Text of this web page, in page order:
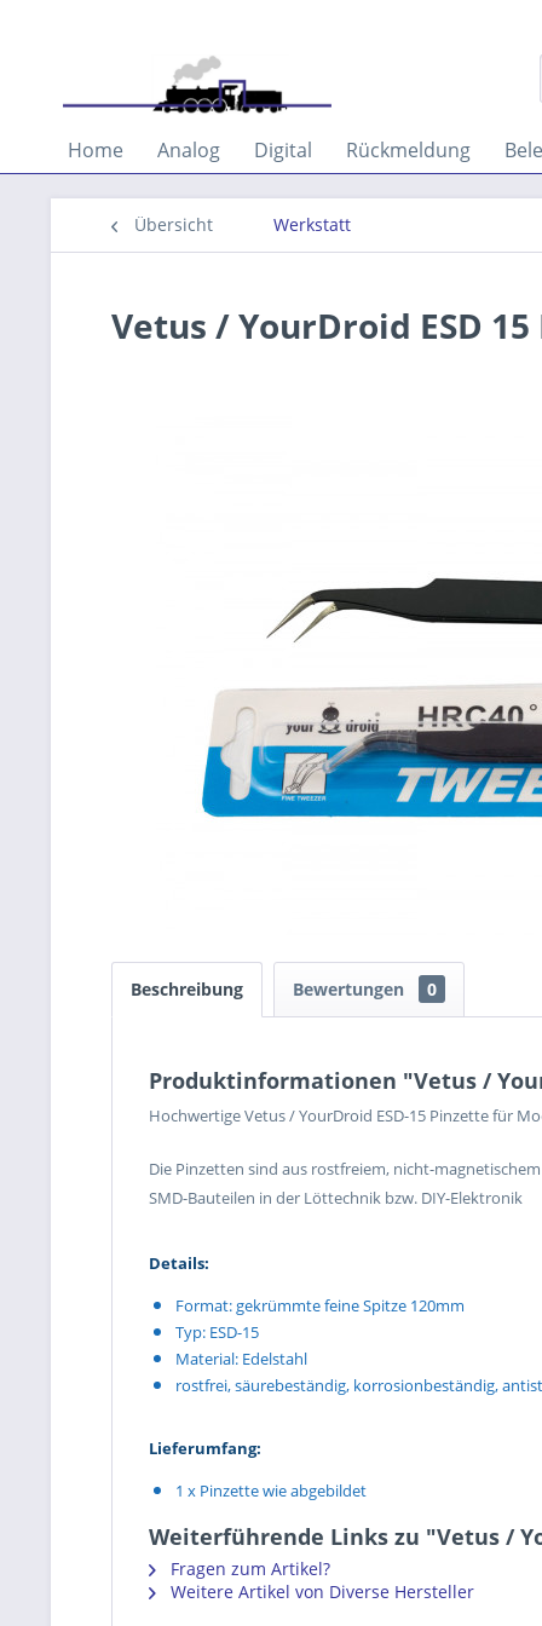
Home Analog Digital Rückmeldung
Übersicht Werkstatt
Vetus / YourDroid ESD
Beschreibung Bewertungen 0
Produktinformationen "Vetus /
Hochwertige Vetus / YourDroid ESD-15 Pinzette für
Die Pinzetten sind aus rostfreiem, nicht-
SMD-Bauteilen in der Löttechnik bzw. DIY-Elektronik
Details:
Format: gekrümmte feine Spitze 120mm
Typ: ESD-15
Material: Edelstahl
rostfrei, säurebeständig, korrosionbeständig,
Lieferumfang:
1 x Pinzette wie abgebildet
Weiterführende Links zu "Vetus /
Fragen zum Artikel?
Weitere Artikel von Diverse Hersteller